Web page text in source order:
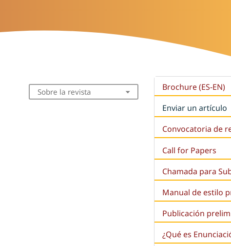
Sobre la revista
Brochure (ES-EN)
Enviar un artículo
Convocatoria de
Call for Papers
Chamada para
Manual de estilo
Publicación
¿Qué es